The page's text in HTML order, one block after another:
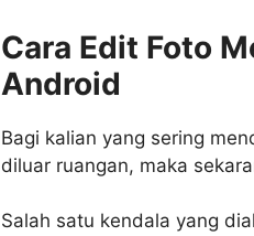
Cara Edit Foto
Android
Bagi kalian yang sering
diluar ruangan, maka
Salah satu kendala yang